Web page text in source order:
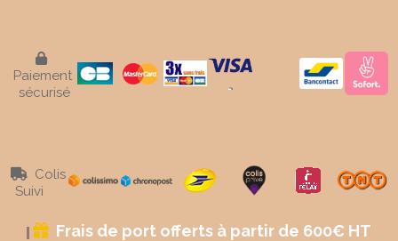

Paiement
sécurisé

Colis
Suivi
 Frais de port offerts à partir de 600€ HT